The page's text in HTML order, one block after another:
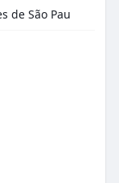
de São Pau